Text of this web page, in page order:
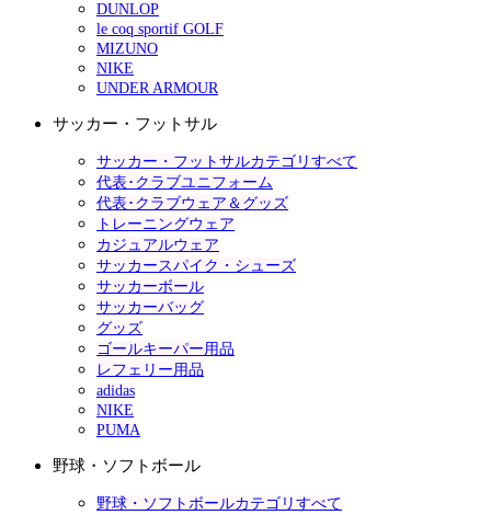
DUNLOP
le coq sportif GOLF
MIZUNO
NIKE
UNDER ARMOUR
サッカー・フットサル
サッカー・フットサルカテゴリすべて
代表･クラブユニフォーム
代表･クラブウェア＆グッズ
トレーニングウェア
カジュアルウェア
サッカースパイク・シューズ
サッカーボール
サッカーバッグ
グッズ
ゴールキーパー用品
レフェリー用品
adidas
NIKE
PUMA
野球・ソフトボール
野球・ソフトボールカテゴリすべて